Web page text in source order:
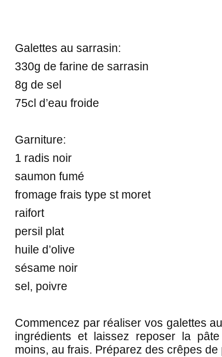
Galettes au sarrasin:
330g de farine de sarrasin
8g de sel
75cl d’eau froide
Garniture:
1 radis noir
saumon fumé
fromage frais type st moret
raifort
persil plat
huile d’olive
sésame noir
sel, poivre
Commencez par réaliser vos galettes
ingrédients et laissez reposer la
moins, au frais. Préparez des crêpes de